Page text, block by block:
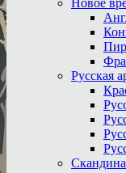
Русская